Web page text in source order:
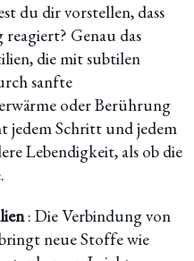
du dir vorstellen, dass
Genau das
die mit subtilen
sanfte
oder Berührung
jedem Schritt und jedem
Lebendigkeit, als ob die
: Die Verbindung von
neue Stoffe wie